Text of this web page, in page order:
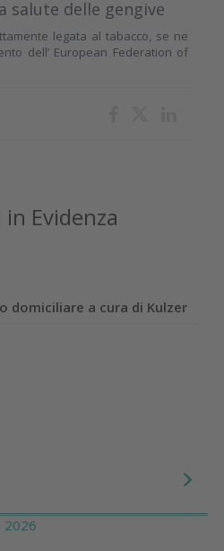
salute delle gengive
legata al tabacco, se ne
dell’ European Federation of
in Evidenza
domiciliare a cura di Kulzer